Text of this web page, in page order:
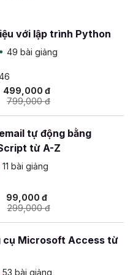
app chat, Instagram
nguồn (cơ bản → nâng
dụng Flutter
và lập trình
tích hợp sẵn trong
Studio để
tích lỗivà đưa ra đề
Android Studio.
với lập trình Python
49 bài giảng
499,000 đ
799,000 đ
tự động bằng
từ A-Z
11 bài giảng
99,000 đ
299,000 đ
cụ Microsoft Access từ
53 bài giảng